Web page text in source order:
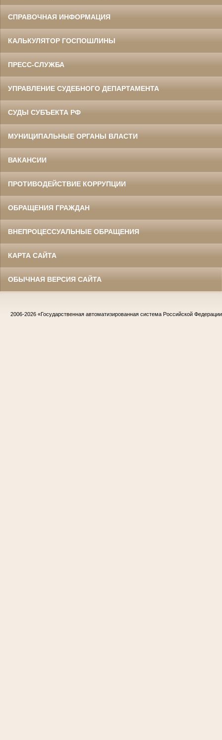
СПРАВОЧНАЯ ИНФОРМАЦИЯ
КАЛЬКУЛЯТОР ГОСПОШЛИНЫ
ПРЕСС-СЛУЖБА
УПРАВЛЕНИЕ СУДЕБНОГО ДЕПАРТАМЕНТА
СУДЫ СУБЪЕКТА РФ
МУНИЦИПАЛЬНЫЕ ОРГАНЫ ВЛАСТИ
ВАКАНСИИ
ПРОТИВОДЕЙСТВИЕ КОРРУПЦИИ
ОБРАЩЕНИЯ ГРАЖДАН
ВНЕПРОЦЕССУАЛЬНЫЕ ОБРАЩЕНИЯ
КАРТА САЙТА
ОБЫЧНАЯ ВЕРСИЯ САЙТА
2006-2026 «Государственная автоматизированная система Российской